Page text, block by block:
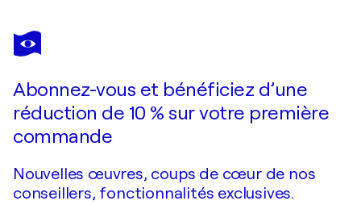
AGNESE FERRETTI
Eleganza Silenziosa
Abonnez-vous et bénéficiez d’une
réduction de 10 % sur votre première
commande
Nouvelles œuvres, coups de cœur de nos
conseillers, fonctionnalités exclusives.